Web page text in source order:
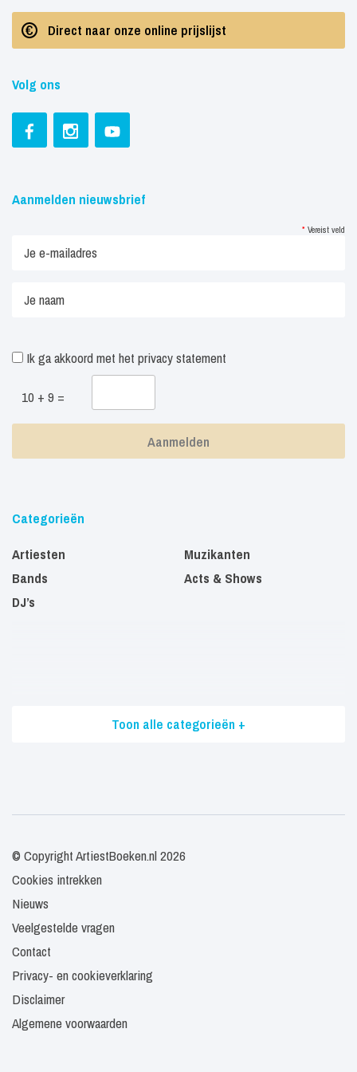
Direct naar onze online prijslijst
Volg ons
Aanmelden nieuwsbrief
* Vereist veld
Ik ga akkoord met het privacy statement
10 + 9 =
Categorieën
Artiesten
Bands
DJ’s
Muzikanten
Acts & Shows
Toon alle categorieën +
© Copyright ArtiestBoeken.nl 2026
Cookies intrekken
Nieuws
Veelgestelde vragen
Contact
Privacy- en cookieverklaring
Disclaimer
Algemene voorwaarden